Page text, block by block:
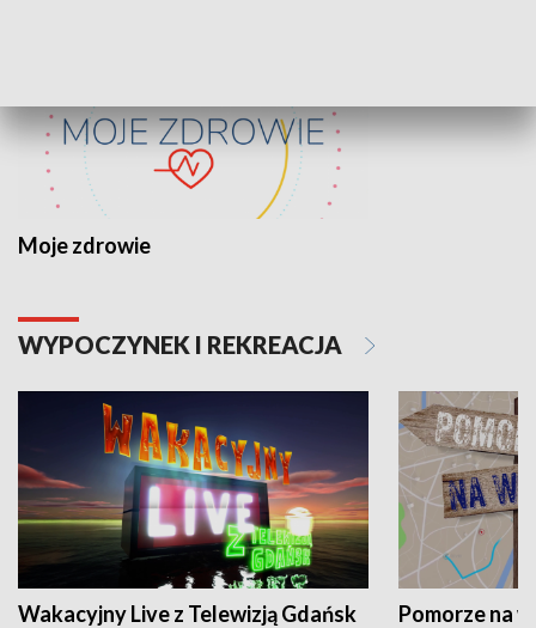
Moje zdrowie
WYPOCZYNEK I REKREACJA
Wakacyjny Live z Telewizją Gdańsk Pomorze na